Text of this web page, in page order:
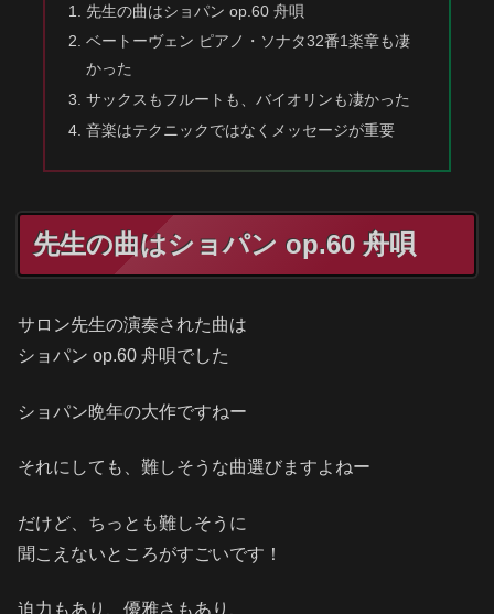
先生の曲はショパン op.60 舟唄
ベートーヴェン ピアノ・ソナタ32番1楽章も凄
かった
サックスもフルートも、バイオリンも凄かった
音楽はテクニックではなくメッセージが重要
先生の曲はショパン op.60 舟唄
サロン先生の演奏された曲は
ショパン op.60 舟唄でした
ショパン晩年の大作ですねー
それにしても、難しそうな曲選びますよねー
だけど、ちっとも難しそうに
聞こえないところがすごいです！
迫力もあり、優雅さもあり、